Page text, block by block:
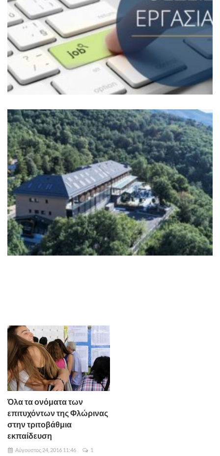
Όλα τα ονόματα των
επιτυχόντων της Φλώρινας
στην τριτοβάθμια
εκπαίδευση
Αύγουστος 24, 2016 11:46 1